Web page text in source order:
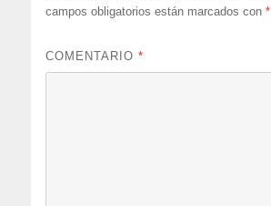
campos obligatorios están marcados con*
COMENTARIO*